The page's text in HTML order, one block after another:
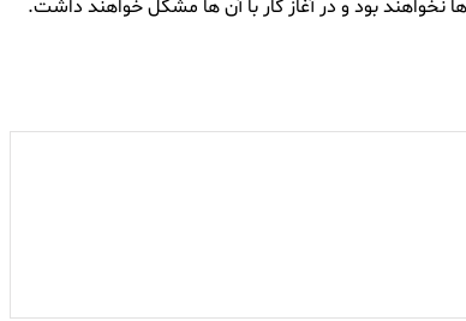
نخواهند بود و در آغاز کار با آن ها مشکل خواهند داشت.